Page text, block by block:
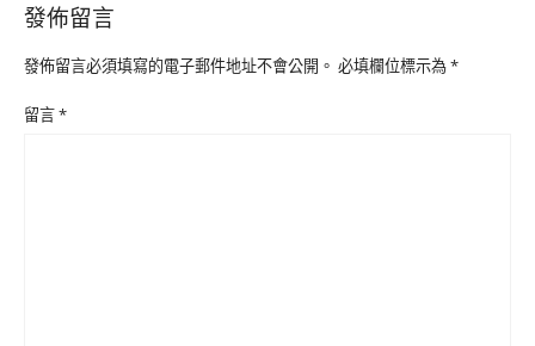
發佈留言
發佈留言必須填寫的電子郵件地址不會公開。 必填欄位標示為*
留言*